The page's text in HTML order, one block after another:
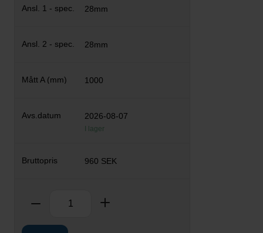
28mm
28mm
1000
2026-08-07
I lager
960 SEK
Ta bort